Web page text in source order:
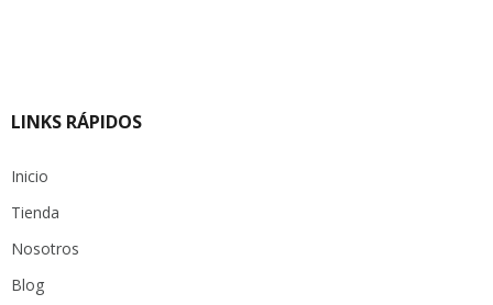
LINKS RÁPIDOS
Inicio
Tienda
Nosotros
Blog